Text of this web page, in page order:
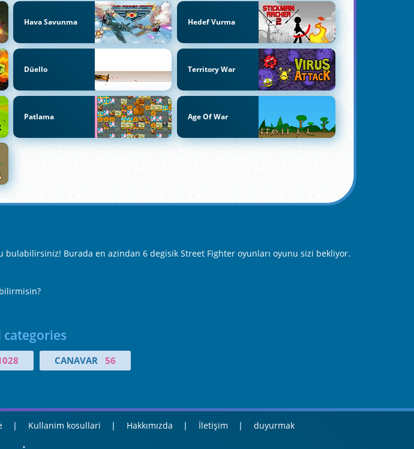
Hava Savunma Hedef Vurma
Düello Territory War
Patlama Age Of War
Burada en azindan 6 degisik Street Fighter oyunları oyunu sizi bekliyor.
categories
CANAVAR 56
Kullanim kosullari Hakkımızda İletişim duyurmak